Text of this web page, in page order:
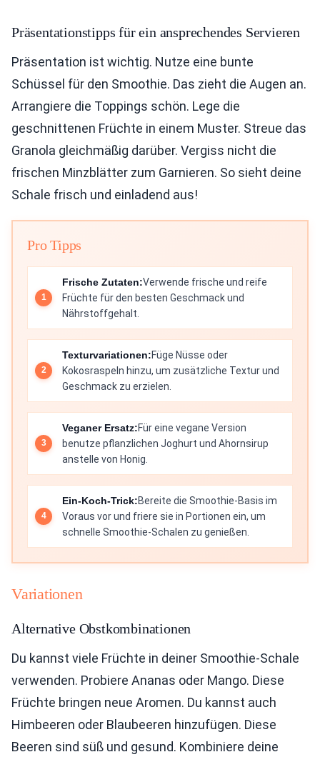
Präsentationstipps für ein ansprechendes Servieren
Präsentation ist wichtig. Nutze eine bunte
Schüssel für den Smoothie. Das zieht die Augen an.
Arrangiere die Toppings schön. Lege die
geschnittenen Früchte in einem Muster. Streue das
Granola gleichmäßig darüber. Vergiss nicht die
frischen Minzblätter zum Garnieren. So sieht deine
Schale frisch und einladend aus!
Pro Tipps
Frische Zutaten:Verwende frische und reife
Früchte für den besten Geschmack und
Nährstoffgehalt.
Texturvariationen:Füge Nüsse oder
Kokosraspeln hinzu, um zusätzliche Textur und
Geschmack zu erzielen.
Veganer Ersatz:Für eine vegane Version
benutze pflanzlichen Joghurt und Ahornsirup
anstelle von Honig.
Ein-Koch-Trick:Bereite die Smoothie-Basis im
Voraus vor und friere sie in Portionen ein, um
schnelle Smoothie-Schalen zu genießen.
Variationen
Alternative Obstkombinationen
Du kannst viele Früchte in deiner Smoothie-Schale
verwenden. Probiere Ananas oder Mango. Diese
Früchte bringen neue Aromen. Du kannst auch
Himbeeren oder Blaubeeren hinzufügen. Diese
Beeren sind süß und gesund. Kombiniere deine